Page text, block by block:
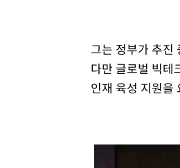
그는 정부가 추진
다만 글로벌 빅테
인재 육성 지원을